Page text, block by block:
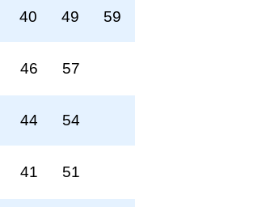
40 49 59
46 57
44 54
41 51